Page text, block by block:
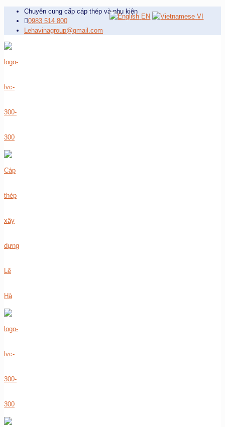
Chuyên cung cấp cáp thép và phụ kiện
0983 514 800
Lehavinagroup@gmail.com
EN VI